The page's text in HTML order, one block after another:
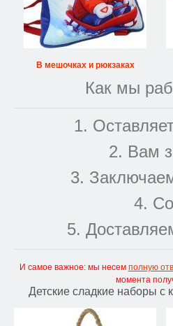
В мешочках и рюкзаках
Как мы
1.
2. Вам
3.
4.
5.
И самое важное: мы несем полную
момента
Детские сладкие наборы с